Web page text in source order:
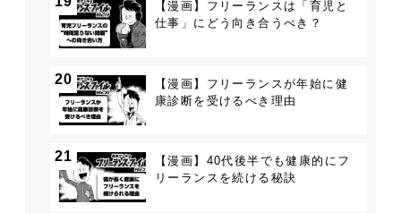
【漫画】フリーランスは「育児と
仕事」にどう向き合うべき？
20
【漫画】フリーランスが年始に健
康診断を受けるべき理由
21
【漫画】40代後半でも健康的にフ
リーランスを続ける秘訣